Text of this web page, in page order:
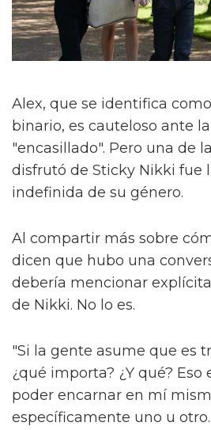
Alex, que se identifica
binario, es cauteloso ante
"encasillado". Pero una de
disfrutó de Sticky Nikki fue
indefinida de su género.
Al compartir más sobre
dicen que hubo una
debería mencionar
de Nikki. No lo es.
"Si la gente asume que es
¿qué importa? ¿Y qué? Eso
poder encarnar en mí
específicamente uno u